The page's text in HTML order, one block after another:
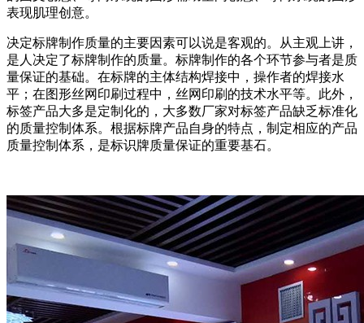
表现肌理创意。
决定标牌制作质量的主要因素可以说是客观的。从主观上讲，
是人决定了标牌制作的质量。标牌制作的各个环节参与者是质
量保证的基础。在标牌的主体结构焊接中，操作者的焊接水
平；在图形丝网印刷过程中，丝网印刷的技术水平等。此外，
标签产品大多是定制化的，大多数厂家对标签产品缺乏标准化
的质量控制体系。根据标牌产品自身的特点，制定相应的产品
质量控制体系，是标识牌质量保证的重要基石。